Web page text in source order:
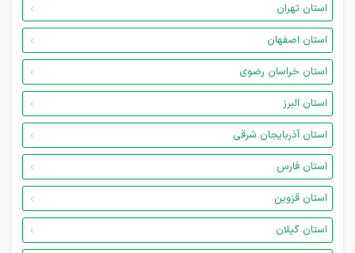
استان تهران
استان اصفهان
استان خراسان رضوی
استان البرز
استان آذربایجان شرقی
استان فارس
استان قزوین
استان گیلان